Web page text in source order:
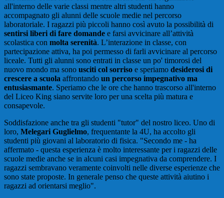
all'interno delle varie classi mentre altri studenti hanno
accompagnato gli alunni delle scuole medie nel percorso
laboratoriale. I ragazzi più piccoli hanno così avuto la possibilità di
sentirsi liberi di fare domande e farsi avvicinare all’attività
scolastica con molta serenità. L’interazione in classe, con
partecipazione attiva, ha poi permesso di farli avvicinare al percorso
liceale. Tutti gli alunni sono entrati in classe un po' timorosi del
nuovo mondo ma sono usciti col sorriso e speriamo desiderosi di
crescere a scuola affrontando un percorso impegnativo ma
entusiasmante. Speriamo che le ore che hanno trascorso all'interno
del Liceo King siano servite loro per una scelta più matura e
consapevole.
Soddisfazione anche tra gli studenti "tutor" del nostro liceo. Uno di
loro, Melegari Guglielmo, frequentante la 4U, ha accolto gli
studenti più giovani al laboratorio di fisica. "Secondo me - ha
affermato - questa esperienza è molto interessante per i ragazzi delle
scuole medie anche se in alcuni casi impegnativa da comprendere. I
ragazzi sembravano veramente coinvolti nelle diverse esperienze che
sono state proposte. In generale penso che queste attività aiutino i
ragazzi ad orientarsi meglio".